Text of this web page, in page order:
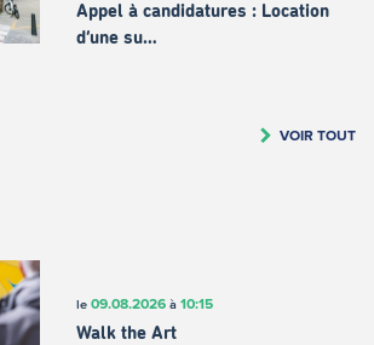
Appel à candidatures : Location
d’une su…
VOIR TOUT
le 09.08.2026à 10:15
Walk the Art